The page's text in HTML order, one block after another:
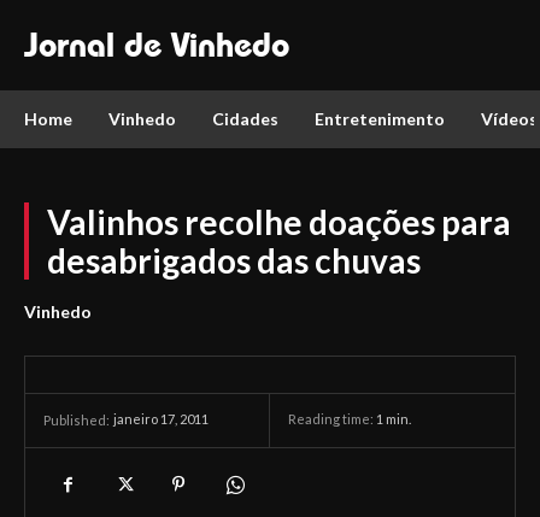
Jornal de Vinhedo
Home Vinhedo Cidades Entretenimento Vídeos
Valinhos recolhe doações para
desabrigados das chuvas
Vinhedo
Published: janeiro 17, 2011 Reading time: 1 min.